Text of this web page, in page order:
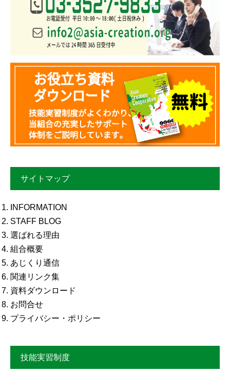
サイトマップ
INFORMATION
STAFF BLOG
選ばれる理由
組合概要
あじくり通信
関連リンク集
資料ダウンロード
お問合せ
プライバシー・ポリシー
技能実習制度